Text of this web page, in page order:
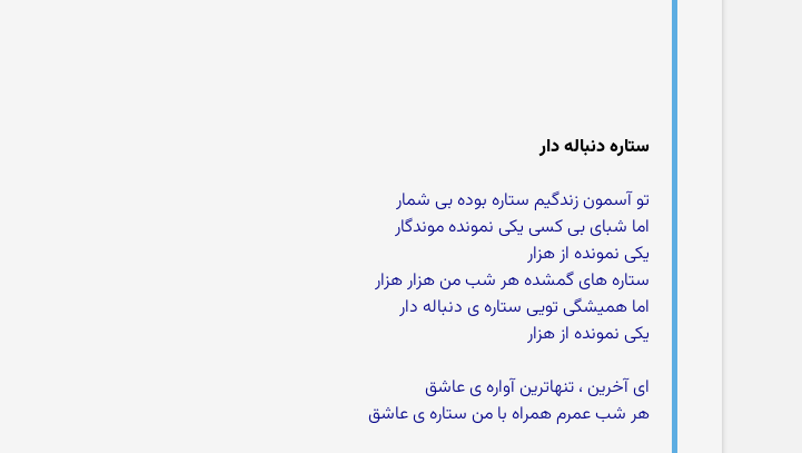
ستاره دنباله دار
تو آسمون زندگیم ستاره بوده بی شمار
اما شبای بی کسی یکی نمونده موندگار
یکی نمونده از هزار
ستاره های گمشده هر شب من هزار هزار
اما همیشگی تویی ستاره ی دنباله دار
یکی نمونده از هزار
ای آخرین ، تنهاترین آواره ی عاشق
هر شب عمرم همراه با من ستاره ی عاشق